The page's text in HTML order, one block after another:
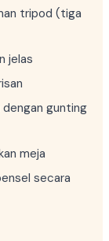
tripod (tiga
jelas
gunting
meja
secara